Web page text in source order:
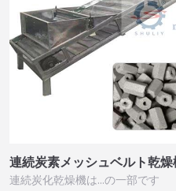
連続炭素メッシュベルト乾燥
連続炭化乾燥機は…の一部です